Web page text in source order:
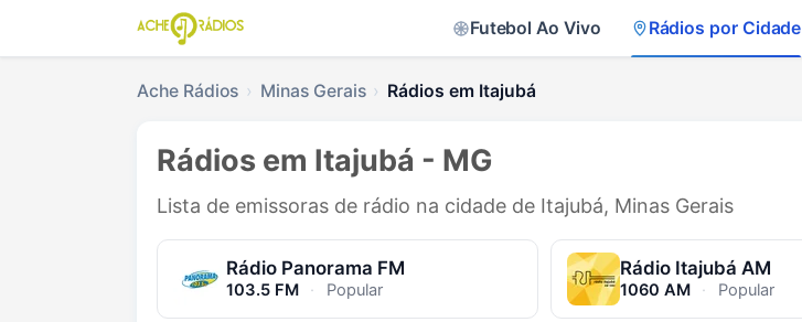
Futebol Ao Vivo Rádios por Cidade
Ache Rádios Minas Gerais Rádios em Itajubá
Rádios em Itajubá - MG
Lista de emissoras de rádio na cidade de Itajubá, Minas Gerais
Rádio Panorama FM
103.5 FM · Popular
Rádio Itajubá AM
1060 AM · Popular